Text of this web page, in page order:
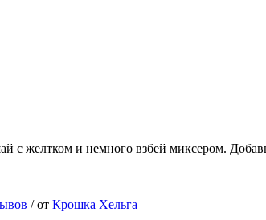
с желтком и немного взбей миксером.
/от Крошка Хельга